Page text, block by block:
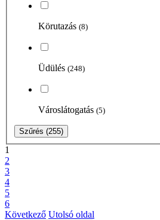
Körutazás (8)
Üdülés (248)
Városlátogatás (5)
Szűrés (255)
1
2
3
4
5
6
Következő Utolsó oldal